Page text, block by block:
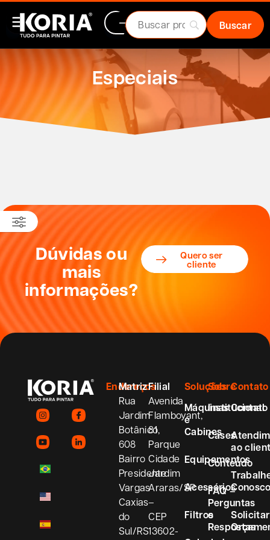
Especiais
Dúvidas ou
mais
informações?
Quero ser
cliente
Endereços
Matriz
Rua
Jardim
Botânico,
608
Bairro
Presidente
Vargas
Caxias
do
Sul/RS
Filial
Avenida
Flamboyant,
81
Parque
Cidade
Jardim
Araras/SP
–
CEP
13602-
Soluções
Máquinas
e
Cabines
Equipamentos
Acessórios
Filtros
Sobre
Institucional
Cases
Conteúdo
FAQ –
Perguntas
e
Respostas
Contato
Contato
ao
Solicitar